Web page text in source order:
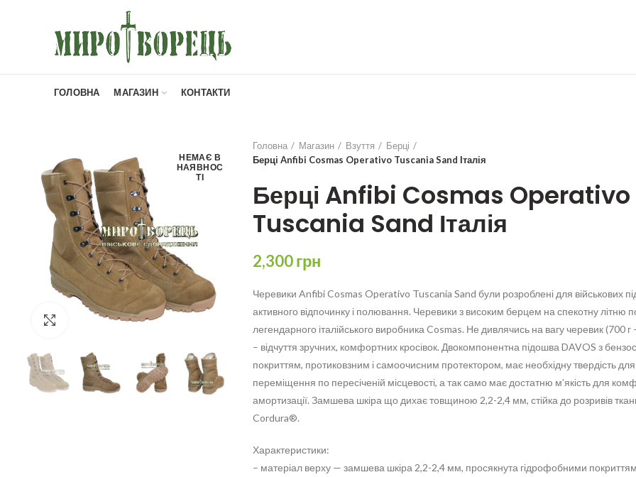
ГОЛОВНА МАГАЗИН КОНТАКТИ
НЕМАЄ В
НАЯВНОС
ТІ
Click to enlarge
Головна Магазин Взуття
Берці
Берці Anfibi Cosmas Operativo Tuscania Sand Італія
Берці Anfibi Cosmas Operativo
Tuscania Sand Італія
2,300грн
Черевики Anfibi Cosmas Operativo Tuscania Sand були розроблені для військових
активного відпочинку і полювання. Черевики з високим берцем на спекотну літню
легендарного італійського виробника Cosmas. Не дивлячись на вагу черевик (700 г
– відчуття зручних, комфортних кросівок. Двокомпонентна підошва DAVOS з
покриттям, протиковзним і самоочисним протектором, має необхідну твердість для
переміщення по пересіченій місцевості, а так само має достатню м’якість для
амортизації. Замшева шкіра що дихає товщиною 2,2-2,4 мм, стійка до розривів
Cordura®.
Характеристики:
– матеріал верху — замшева шкіра 2,2-2,4 мм, просякнута гідрофобними